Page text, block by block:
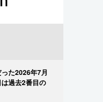
た2026年7月
過去2番目の